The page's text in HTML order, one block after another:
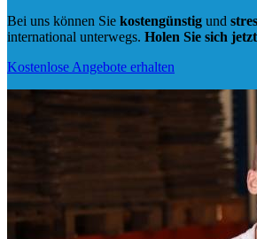
Bei uns können Sie kostengünstig und
international unterwegs. Holen Sie sich
Kostenlose Angebote erhalten